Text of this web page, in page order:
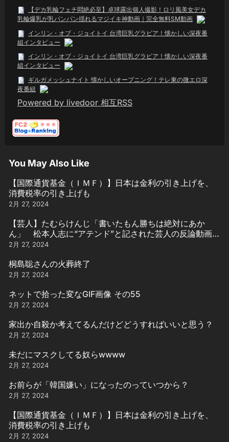
【デカ乳輪フェチ悶絶必至】卓球露出個人撮影！ロリ風美女デカ
乳輪爆乳が乳パンパン揺れるマジイキ神動画｜完全無料SM動画
インリン・オブ・ジョイトイ 台湾巨乳グラビア！懐かしい深夜番
組インタビュー
インリン・オブ・ジョイトイ 台湾巨乳グラビア！懐かしい深夜番
組インタビュー
ギルガメッシュナイト 懐かしいオープニング！テレ東の微エロ深
夜番組
Powered by livedoor 相互RSS
You May Also Like
【国際通貨基金（ＩＭＦ）】日本は金利の引き上げを、
消費税率の引き上げも
2月 27, 2024
【芸人】たむらけんじ「書いたもん勝ちは絶対にあか
ん」 松本人志に“アテンド”と記された芸人の反論動画引
用
2月 27, 2024
桐島聡さんの火葬終了
2月 27, 2024
ネットで拾った変なGIF画像 その55
2月 27, 2024
家出か自殺か考えてるんだけどどうすればいいと思う？
2月 27, 2024
未だにマスクしてる奴らwwww
2月 27, 2024
お前らが「韓国嫌い」になったのっていつから？
2月 27, 2024
【国際通貨基金（ＩＭＦ）】日本は金利の引き上げを、
消費税率の引き上げも
2月 27, 2024